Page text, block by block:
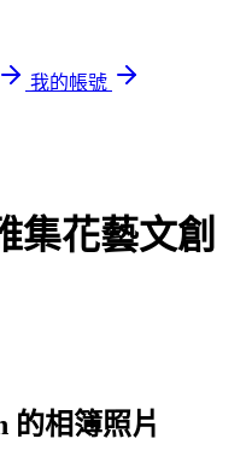
我的帳號
集花藝文創
的相簿照片